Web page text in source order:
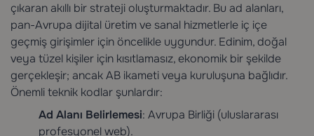
çıkaran akıllı bir strateji oluşturmaktadır. Bu ad alanları,
pan-Avrupa dijital üretim ve sanal hizmetlerle iç içe
geçmiş girişimler için öncelikle uygundur. Edinim, doğal
veya tüzel kişiler için kısıtlamasız, ekonomik bir şekilde
gerçekleşir; ancak AB ikameti veya kuruluşuna bağlıdır.
Önemli teknik kodlar şunlardır:
Ad Alanı Belirlemesi: Avrupa Birliği (uluslararası
profesyonel web).